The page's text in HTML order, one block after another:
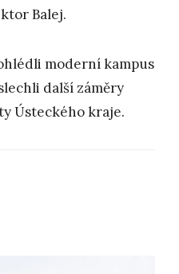
Balej.
moderní kampus
další záměry
Ústeckého kraje.